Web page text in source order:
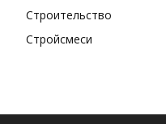
Строительство
Стройсмеси